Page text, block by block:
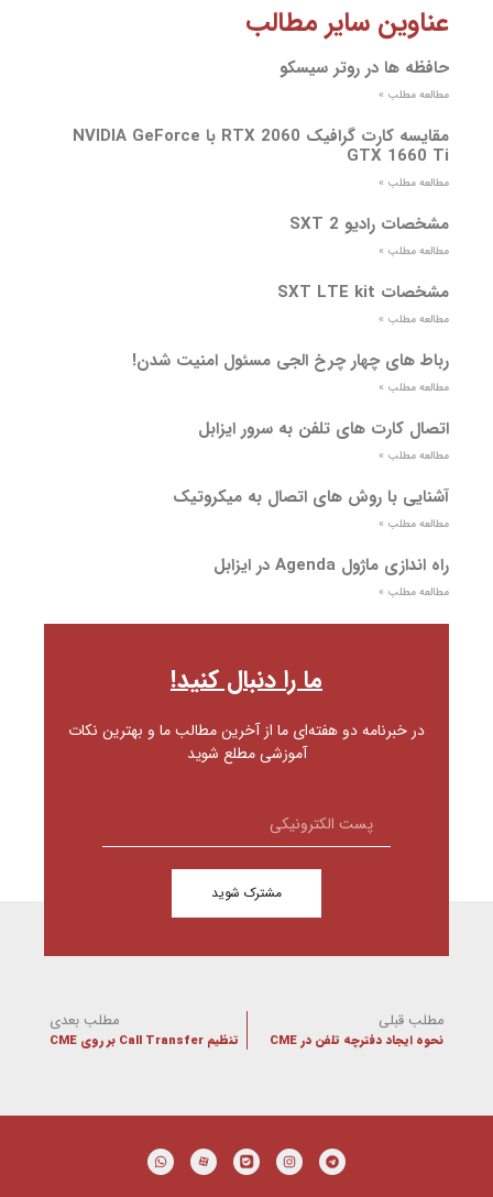
عناوین سایر مطالب
حافظه ها در روتر سیسکو
مطالعه مطلب »
مقایسه کارت گرافیک RTX 2060 با NVIDIA GeForce
GTX 1660 Ti
مطالعه مطلب »
مشخصات رادیو SXT 2
مطالعه مطلب »
مشخصات SXT LTE kit
مطالعه مطلب »
رباط های چهار چرخ الجی مسئول امنیت شدن!
مطالعه مطلب »
اتصال کارت های تلفن به سرور ایزابل
مطالعه مطلب »
آشنایی با روش های اتصال به میکروتیک
مطالعه مطلب »
راه اندازی ماژول Agenda در ایزابل
مطالعه مطلب »
ما را دنبال کنید!
در خبرنامه دو هفته‌ای ما از آخرین مطالب ما و بهترین نکات
آموزشی مطلع شوید
مشترک شوید
مطلب قبلی
نحوه ایجاد دفترچه تلفن در CME
مطلب بعدی
تنظیم Call Transfer بر روی CME